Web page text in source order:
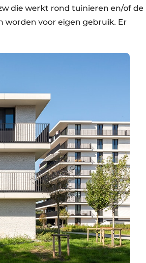
die werkt rond tuinieren en/of de
voor eigen gebruik. Er